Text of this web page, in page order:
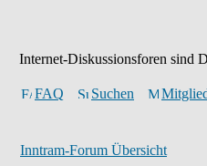
Internet-Diskussionsforen sind
FAQ Suchen
Inntram-Forum Übersicht